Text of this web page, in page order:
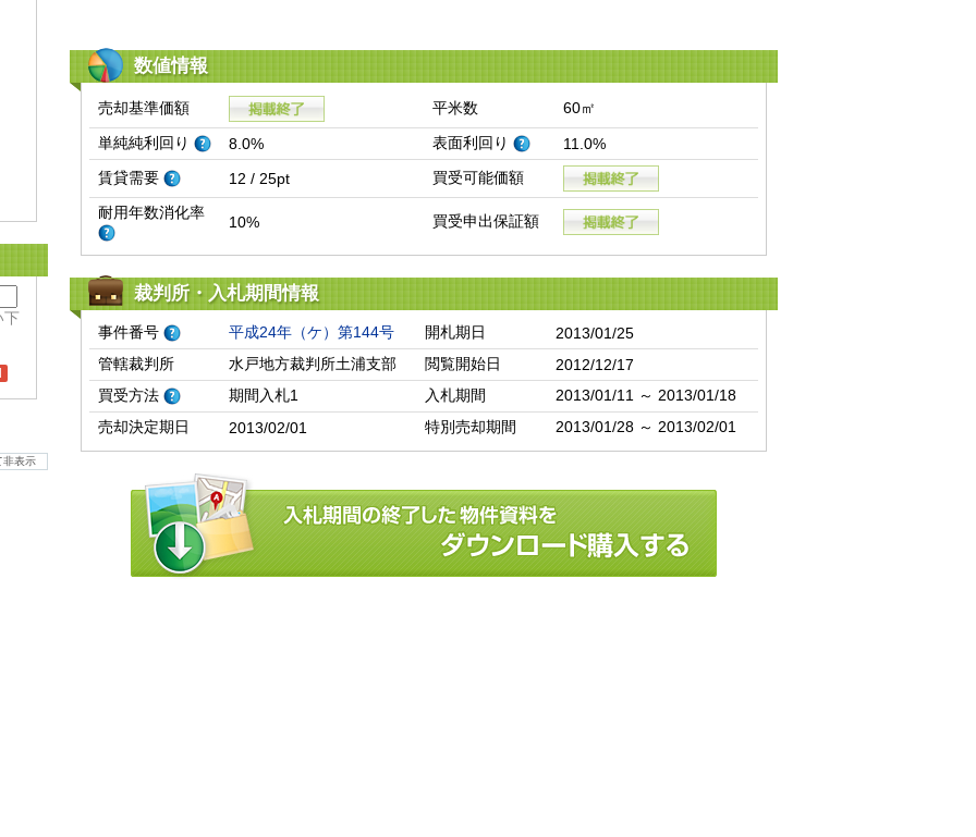
下
非表示
数値情報
売却基準価額 平米数
60㎡
単純純利回り
8.0% 表面利回り
11.0%
賃貸需要
12 / 25pt
買受可能価額
耐用年数消化率
10% 買受申出保証額
裁判所・入札期間情報
事件番号 平成24年（ケ）第144号 開札期日
2013/01/25
管轄裁判所
水戸地方裁判所土浦支部 閲覧開始日
2012/12/17
買受方法
期間入札1 入札期間
2013/01/11 ～ 2013/01/18
売却決定期日
2013/02/01 特別売却期間 2013/01/28 ～ 2013/02/01